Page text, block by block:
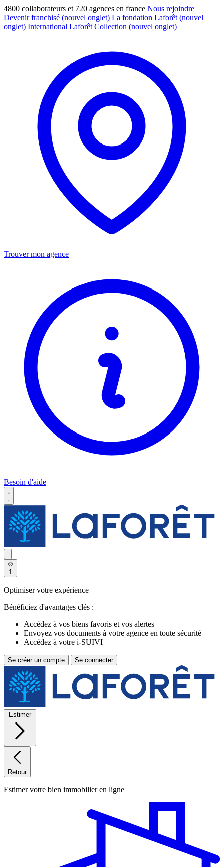
4800 collaborateurs et 720 agences en france Nous rejoindre
Devenir franchisé (nouvel onglet) La fondation Laforêt (nouvel
onglet) International Laforêt Collection (nouvel onglet)
Trouver mon agence
Besoin d'aide
1
Optimiser votre expérience
Bénéficiez d'avantages clés :
Accédez à vos biens favoris et vos alertes
Envoyez vos documents à votre agence en toute sécurité
Accédez à votre i-SUIVI
Se créer un compte Se connecter
Estimer
Retour
Estimer votre bien immobilier en ligne